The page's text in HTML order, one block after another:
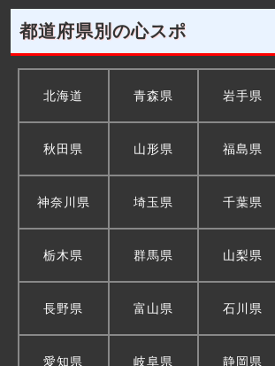
都道府県別の心スポ
北海道 青森県 岩手県
秋田県 山形県 福島県
神奈川県 埼玉県 千葉県
栃木県 群馬県 山梨県
長野県 富山県 石川県
愛知県 岐阜県 静岡県